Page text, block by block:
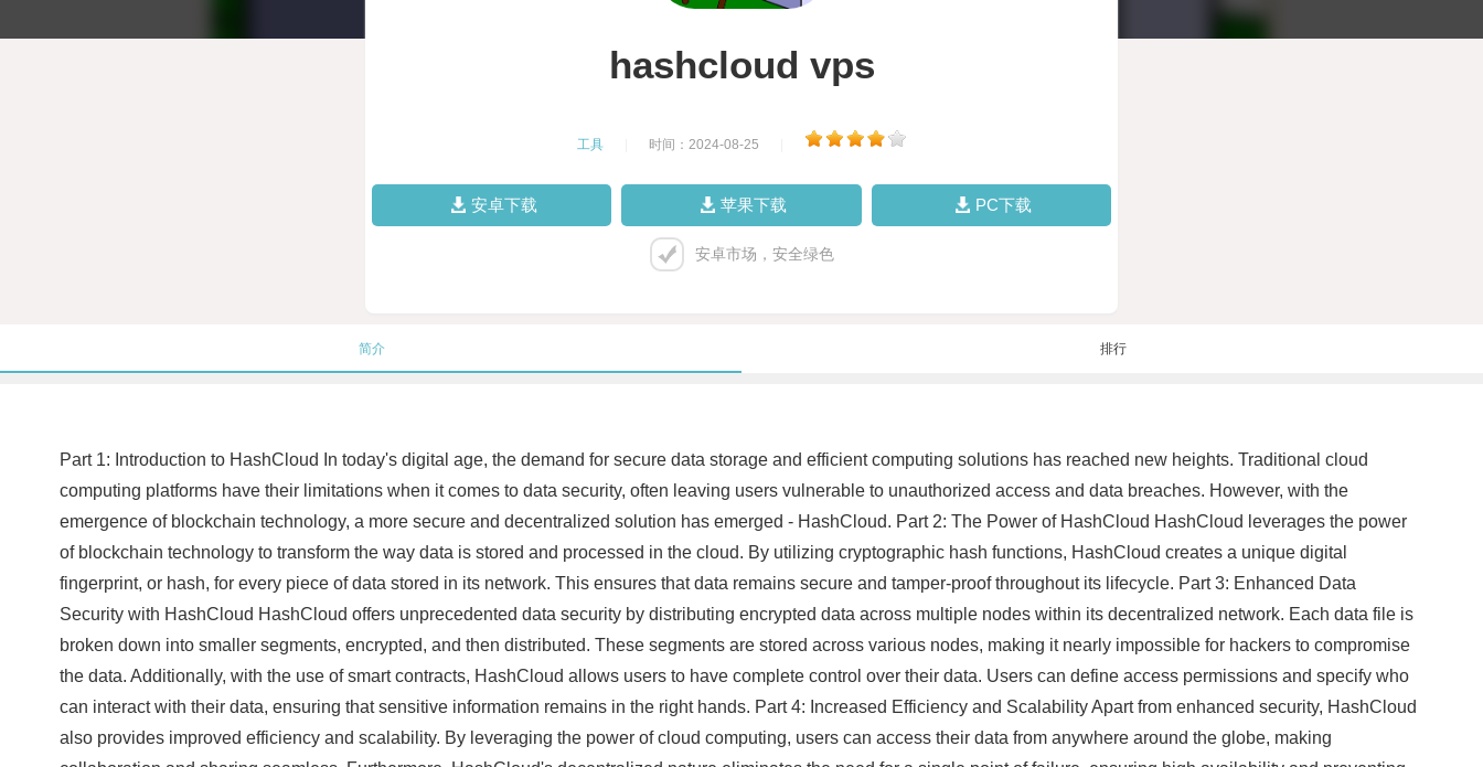
hashcloud vps
工具 时间：2024-08-25
安卓下载 苹果下载 PC下载
安卓市场，安全绿色
简介 排行
Part 1: Introduction to HashCloud In today's digital age, the demand for secure data storage and efficient computing solutions has reached new heights. Traditional cloud
computing platforms have their limitations when it comes to data security, often leaving users vulnerable to unauthorized access and data breaches. However, with the
emergence of blockchain technology, a more secure and decentralized solution has emerged - HashCloud. Part 2: The Power of HashCloud HashCloud leverages the power
of blockchain technology to transform the way data is stored and processed in the cloud. By utilizing cryptographic hash functions, HashCloud creates a unique digital
fingerprint, or hash, for every piece of data stored in its network. This ensures that data remains secure and tamper-proof throughout its lifecycle. Part 3: Enhanced Data
Security with HashCloud HashCloud offers unprecedented data security by distributing encrypted data across multiple nodes within its decentralized network. Each data file is
broken down into smaller segments, encrypted, and then distributed. These segments are stored across various nodes, making it nearly impossible for hackers to compromise
the data. Additionally, with the use of smart contracts, HashCloud allows users to have complete control over their data. Users can define access permissions and specify who
can interact with their data, ensuring that sensitive information remains in the right hands. Part 4: Increased Efficiency and Scalability Apart from enhanced security, HashCloud
also provides improved efficiency and scalability. By leveraging the power of cloud computing, users can access their data from anywhere around the globe, making